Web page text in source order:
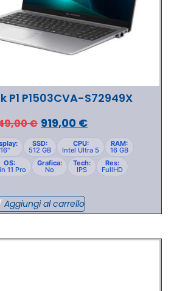
P1 P1503CVA-S72949X
€ 919,00 €
16"
SSD:
512 GB
CPU:
Intel Ultra 5
RAM:
16 GB
OS:
11 Pro
Grafica:
No
Tech:
IPS
Res:
FullHD
Aggiungi al carrello